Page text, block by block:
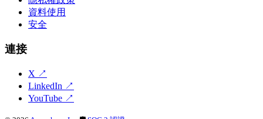
資料使用
安全
連接
X ↗
LinkedIn ↗
YouTube ↗